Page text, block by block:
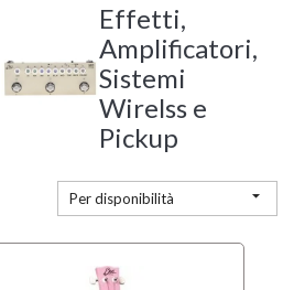
Effetti,
Amplificatori,
Sistemi
Wirelss e
Pickup
Per disponibilità 